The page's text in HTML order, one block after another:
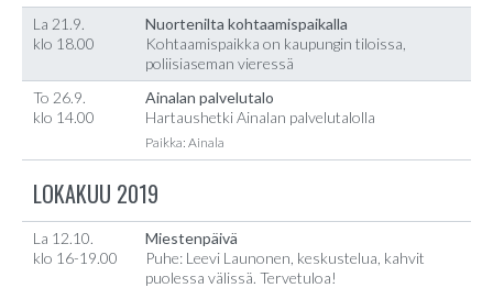
La 21.9.
klo 18.00
Nuortenilta kohtaamispaikalla
Kohtaamispaikka on kaupungin tiloissa,
poliisiaseman vieressä
To 26.9.
klo 14.00
Ainalan palvelutalo
Hartaushetki Ainalan palvelutalolla
Paikka: Ainala
LOKAKUU 2019
La 12.10.
klo 16-19.00
Miestenpäivä
Puhe: Leevi Launonen, keskustelua, kahvit
puolessa välissä. Tervetuloa!